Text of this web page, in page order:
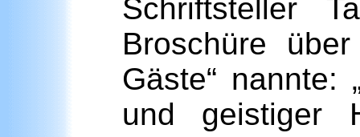
Schriftsteller
Broschüre
Gäste“ nannte:
und geistiger